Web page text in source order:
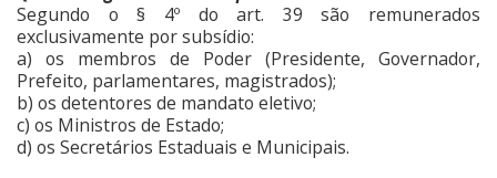
Segundo o § 4º do art. 39 são remunerados
exclusivamente por subsídio:
a) os membros de Poder (Presidente, Governador,
Prefeito, parlamentares, magistrados);
b) os detentores de mandato eletivo;
c) os Ministros de Estado;
d) os Secretários Estaduais e Municipais.